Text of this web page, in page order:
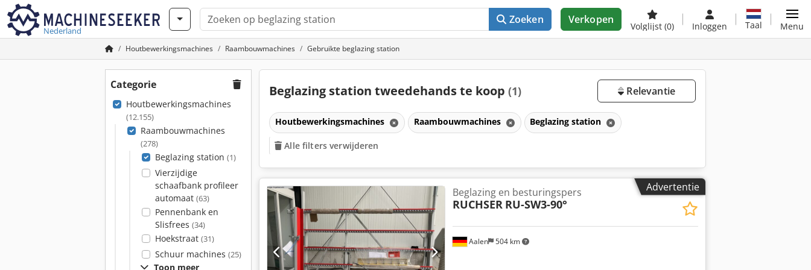
Nederland
Zoeken Verkopen
Volglijst (0) Inloggen Taal Menu
Houtbewerkingsmachines Raambouwmachines Gebruikte beglazing station
Categorie
Houtbewerkingsmachines
(12.155)
Raambouwmachines
(278)
Beglazing station (1)
Vierzijdige
schaafbank profileer
automaat (63)
Pennenbank en
Slisfrees (34)
Hoekstraat (31)
Schuur machines (25)
Toon meer
Beglazing station tweedehands te koop (1) Relevantie
Houtbewerkingsmachines Raambouwmachines Beglazing station
Alle filters verwijderen
Advertentie
Aalen 504 km
Beglazing en besturingspers
RUCHSER RU-SW3-90°